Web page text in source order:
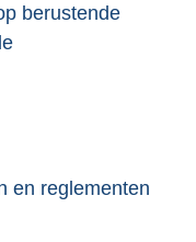
berustende
en reglementen